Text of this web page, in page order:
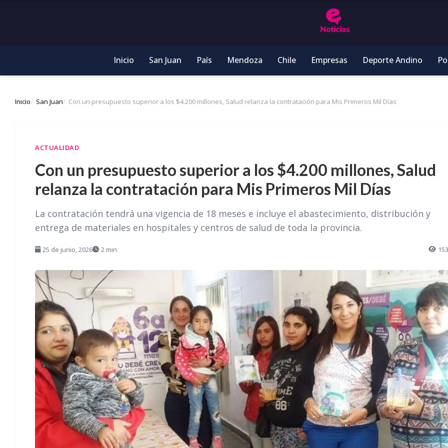
Inicio San Juan País Mendoza Chile Empresas Deporte Andino
Inicio San Juan Con un presupuesto superior a los $4.200 millones, Salud relanza la contratación para Mis Primeros Mil Días
ACTUALIDAD
Con un presupuesto superior a los $4.200 millones, Salud
relanza la contratación para Mis Primeros Mil Días
La contratación tendrá una vigencia de 18 meses e incluye el abastecimiento, distribución y
entrega de materiales en hospitales y centros de salud de toda la provincia.
25 de junio, 2026 2 min 153